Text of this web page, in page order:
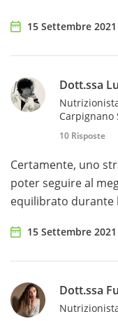
15 Settembre 2021
Dott.ssa
Carpignano
10 Risposte
Certamente, uno
poter seguire al
equilibrato durante
15 Settembre 2021
Dott.ssa